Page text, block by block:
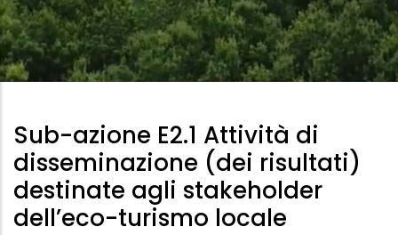
Pane
Sub-azione E2.1 Attività di
disseminazione (dei risultati)
destinate agli stakeholder
dell’eco-turismo locale